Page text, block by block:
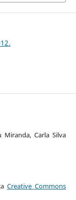
Carla Silva
Creative Commons